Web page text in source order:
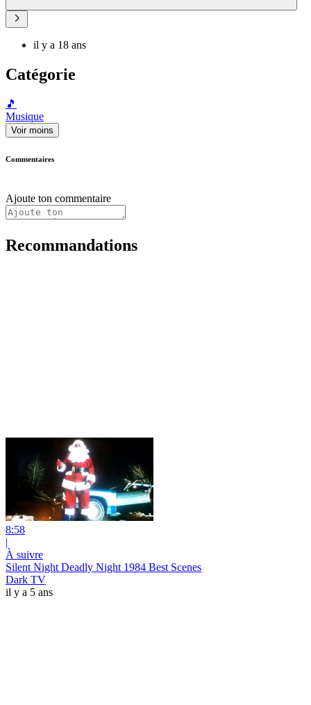
il y a 18 ans
Catégorie
🎵
Musique
Voir moins
Commentaires
Ajoute ton commentaire
Recommandations
8:58
|
À suivre
Silent Night Deadly Night 1984 Best Scenes
Dark TV
il y a 5 ans